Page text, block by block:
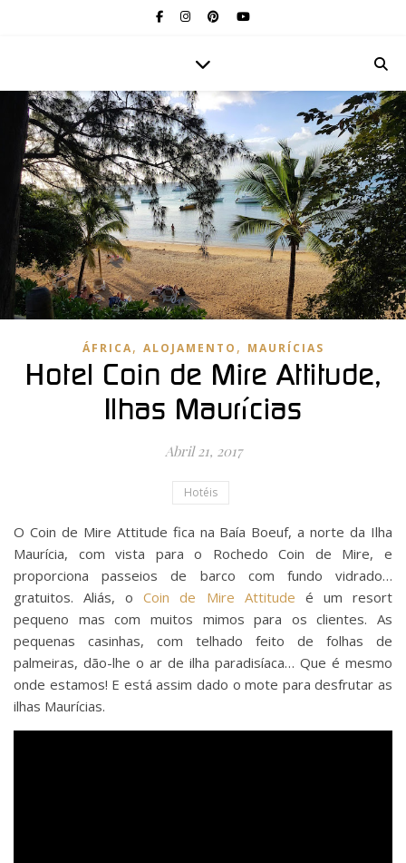
ÁFRICA, ALOJAMENTO , MAURÍCIAS
Hotel Coin de Mire Attitude,
Ilhas Maurícias
Abril 21, 2017
Hotéis
O Coin de Mire Attitude fica na Baía Boeuf, a norte da Ilha
Maurícia, com vista para o Rochedo Coin de Mire, e
proporciona passeios de barco com fundo vidrado…
gratuitos. Aliás, oCoin de Mire Attitude é um resort
pequeno mas com muitos mimos para os clientes. As
pequenas casinhas, com telhado feito de folhas de
palmeiras, dão-lhe o ar de ilha paradisíaca… Que é mesmo
onde estamos! E está assim dado o mote para desfrutar as
ilhas Maurícias.